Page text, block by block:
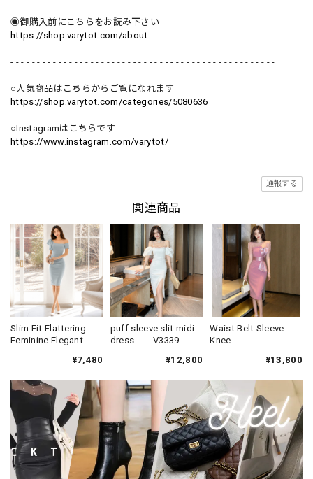
◉御購入前にこちらをお読み下さい
https://shop.varytot.com/about
- - - - - - - - - - - - - - - - - - - - - - - - - - - - - - - - - - - - - - - - - - - - - - - - - -
○人気商品はこちらからご覧になれます
https://shop.varytot.com/categories/5080636
○Instagramはこちらです
https://www.instagram.com/varytot/
通報する
関連商品
Slim Fit Flattering
Feminine Elegant
Dress V2287¥7,480
puff sleeve slit midi
dress V3339
¥12,800
Waist Belt Sleeve
Knee
¥13,800